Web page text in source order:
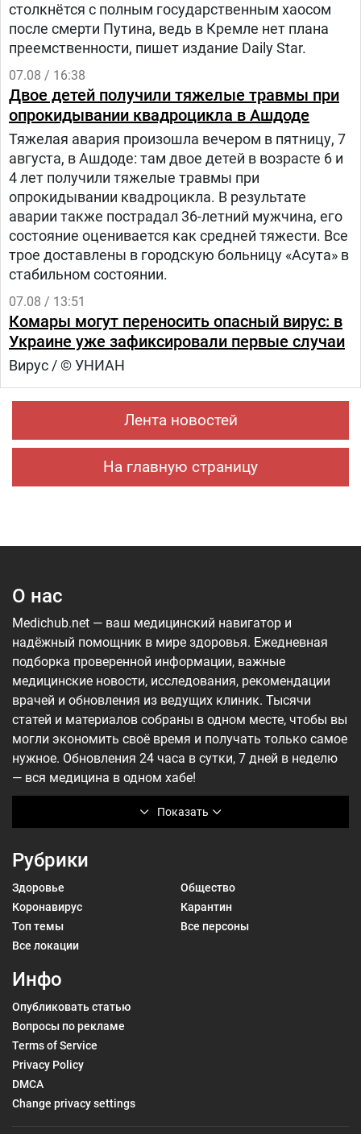
столкнётся с полным государственным хаосом
после смерти Путина, ведь в Кремле нет плана
преемственности, пишет издание Daily Star.
07.08 / 16:38
Двое детей получили тяжелые травмы при
опрокидывании квадроцикла в Ашдоде
Тяжелая авария произошла вечером в пятницу, 7
августа, в Ашдоде: там двое детей в возрасте 6 и
4 лет получили тяжелые травмы при
опрокидывании квадроцикла. В результате
аварии также пострадал 36-летний мужчина, его
состояние оценивается как средней тяжести. Все
трое доставлены в городскую больницу «Асута» в
стабильном состоянии.
07.08 / 13:51
Комары могут переносить опасный вирус: в
Украине уже зафиксировали первые случаи
Вирус / © УНИАН
Лента новостей
На главную страницу
О нас
Показать
Medichub.net — ваш медицинский навигатор и
надёжный помощник в мире здоровья. Ежедневная
подборка проверенной информации, важные
медицинские новости, исследования, рекомендации
врачей и обновления из ведущих клиник. Тысячи
статей и материалов собраны в одном месте, чтобы вы
могли экономить своё время и получать только самое
нужное. Обновления 24 часа в сутки, 7 дней в неделю
— вся медицина в одном хабе!
Рубрики
Здоровье
Общество
Коронавирус
Карантин
Топ темы
Все персоны
Все локации
Инфо
Опубликовать статью
Вопросы по рекламе
Terms of Service
Privacy Policy
DMCA
Change privacy settings